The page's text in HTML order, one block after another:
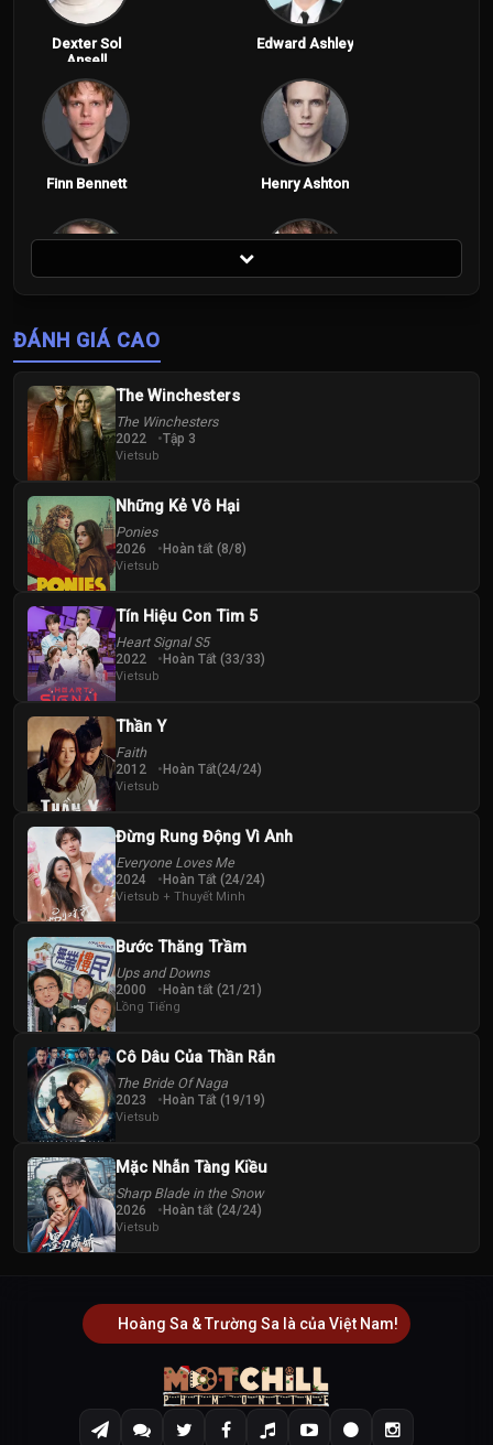
Dexter Sol
Ansell
Edward Ashley
Finn Bennett Henry Ashton
Shaun Thomas
ĐÁNH GIÁ CAO
The Winchesters
The Winchesters
2022 Tập 3
Vietsub
Những Kẻ Vô Hại
Ponies
2026 Hoàn tất (8/8)
Vietsub
Tín Hiệu Con Tim 5
Heart Signal S5
2022 Hoàn Tất (33/33)
Vietsub
Thần Y
Faith
2012 Hoàn Tất(24/24)
Vietsub
Đừng Rung Động Vì Anh
Everyone Loves Me
2024 Hoàn Tất (24/24)
Vietsub + Thuyết Minh
Bước Thăng Trầm
Ups and Downs
2000 Hoàn tất (21/21)
Lồng Tiếng
Cô Dâu Của Thần Rắn
The Bride Of Naga
2023 Hoàn Tất (19/19)
Vietsub
Mặc Nhẫn Tàng Kiều
Sharp Blade in the Snow
2026 Hoàn tất (24/24)
Vietsub
Hoàng Sa & Trường Sa là của Việt Nam!